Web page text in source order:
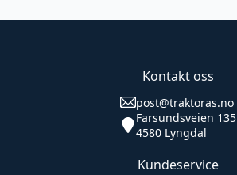
Kontakt oss
post@traktoras.no
Farsundsveien 135
4580 Lyngdal
Kundeservice